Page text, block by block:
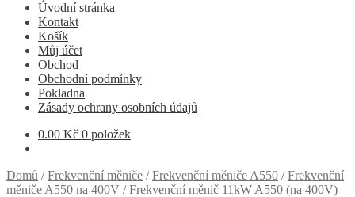
Úvodní stránka
Kontakt
Košík
Můj účet
Obchod
Obchodní podmínky
Pokladna
Zásady ochrany osobních údajů
0.00 Kč 0 položek
Domů /Frekvenční měniče /Frekvenční měniče A550 /Frekvenční
měniče A550 na 400V /Frekvenční měnič 11kW A550 (na 400V)